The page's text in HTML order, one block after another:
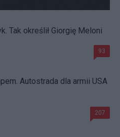
Tak określił Giorgię Meloni
93
Autostrada dla armii USA
207